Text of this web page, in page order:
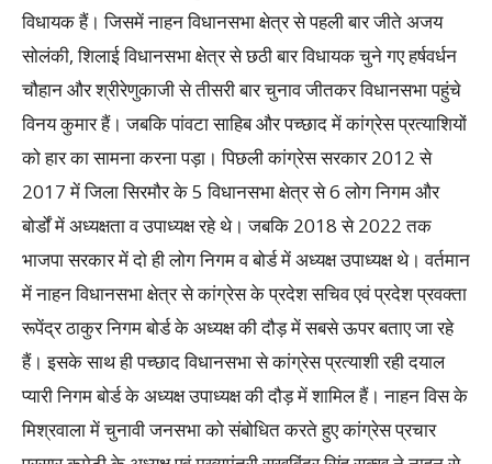
विधायक हैं। जिसमें नाहन विधानसभा क्षेत्र से पहली बार जीते अजय
सोलंकी, शिलाई विधानसभा क्षेत्र से छठी बार विधायक चुने गए हर्षवर्धन
चौहान और श्रीरेणुकाजी से तीसरी बार चुनाव जीतकर विधानसभा पहुंचे
विनय कुमार हैं। जबकि पांवटा साहिब और पच्छाद में कांग्रेस प्रत्याशियों
को हार का सामना करना पड़ा। पिछली कांग्रेस सरकार 2012 से
2017 में जिला सिरमौर के 5 विधानसभा क्षेत्र से 6 लोग निगम और
बोर्डों में अध्यक्षता व उपाध्यक्ष रहे थे। जबकि 2018 से 2022 तक
भाजपा सरकार में दो ही लोग निगम व बोर्ड में अध्यक्ष उपाध्यक्ष थे। वर्तमान
में नाहन विधानसभा क्षेत्र से कांग्रेस के प्रदेश सचिव एवं प्रदेश प्रवक्ता
रूपेंद्र ठाकुर निगम बोर्ड के अध्यक्ष की दौड़ में सबसे ऊपर बताए जा रहे
हैं। इसके साथ ही पच्छाद विधानसभा से कांग्रेस प्रत्याशी रही दयाल
प्यारी निगम बोर्ड के अध्यक्ष उपाध्यक्ष की दौड़ में शामिल हैं। नाहन विस के
मिश्रवाला में चुनावी जनसभा को संबोधित करते हुए कांग्रेस प्रचार